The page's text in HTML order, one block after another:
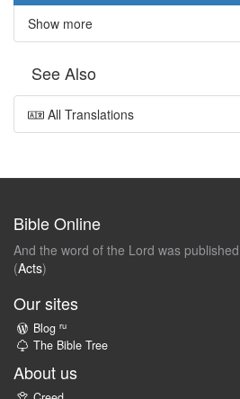
Show more
See Also
All Translations
Bible Online
And the word of the Lord was
(Acts)
Our sites
Blog ru
The Bible Tree
About us